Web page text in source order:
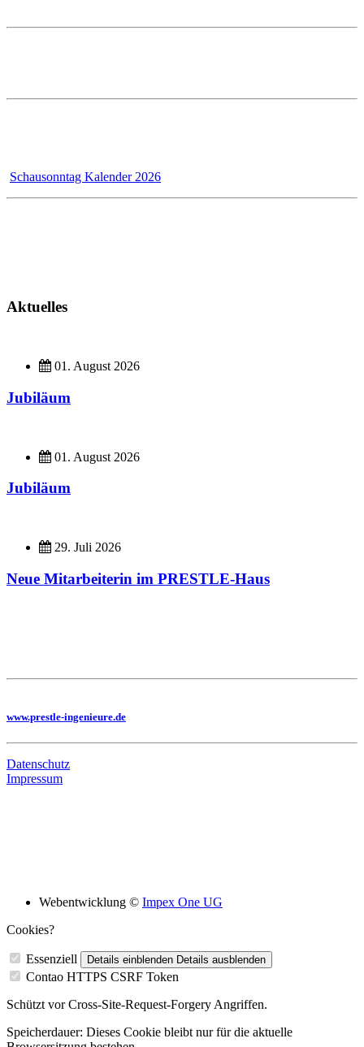
Schausonntag Kalender 2026
Aktuelles
01. August 2026
Jubiläum
01. August 2026
Jubiläum
29. Juli 2026
Neue Mitarbeiterin im PRESTLE-Haus
www.prestle-ingenieure.de
Datenschutz
Impressum
Webentwicklung © Impex One UG
Cookies?
Essenziell Details einblenden Details ausblenden
Contao HTTPS CSRF Token
Schützt vor Cross-Site-Request-Forgery Angriffen.
Speicherdauer: Dieses Cookie bleibt nur für die aktuelle